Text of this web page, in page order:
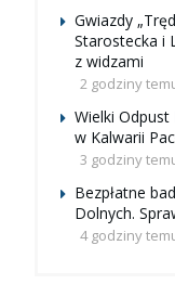
Gwiazdy
Starostecka i
z widzami
2 godziny
Wielki
w Kalwarii
3 godziny
Bezpłatne
Dolnych.
4 godziny